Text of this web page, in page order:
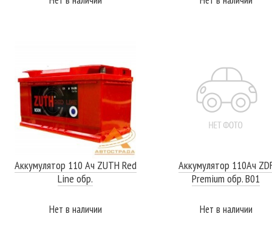
Аккумулятор 110 Ач ZUTH Red
Line обр.
Нет в наличии
Аккумулятор 110Ач
Premium обр. B01
Нет в наличии